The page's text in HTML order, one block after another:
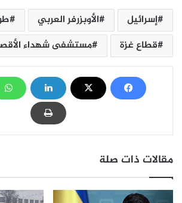
إسرائيل الأوبزرفر العربي
قطاع غزة
مستشفى شهداء
مقالات ذات صلة